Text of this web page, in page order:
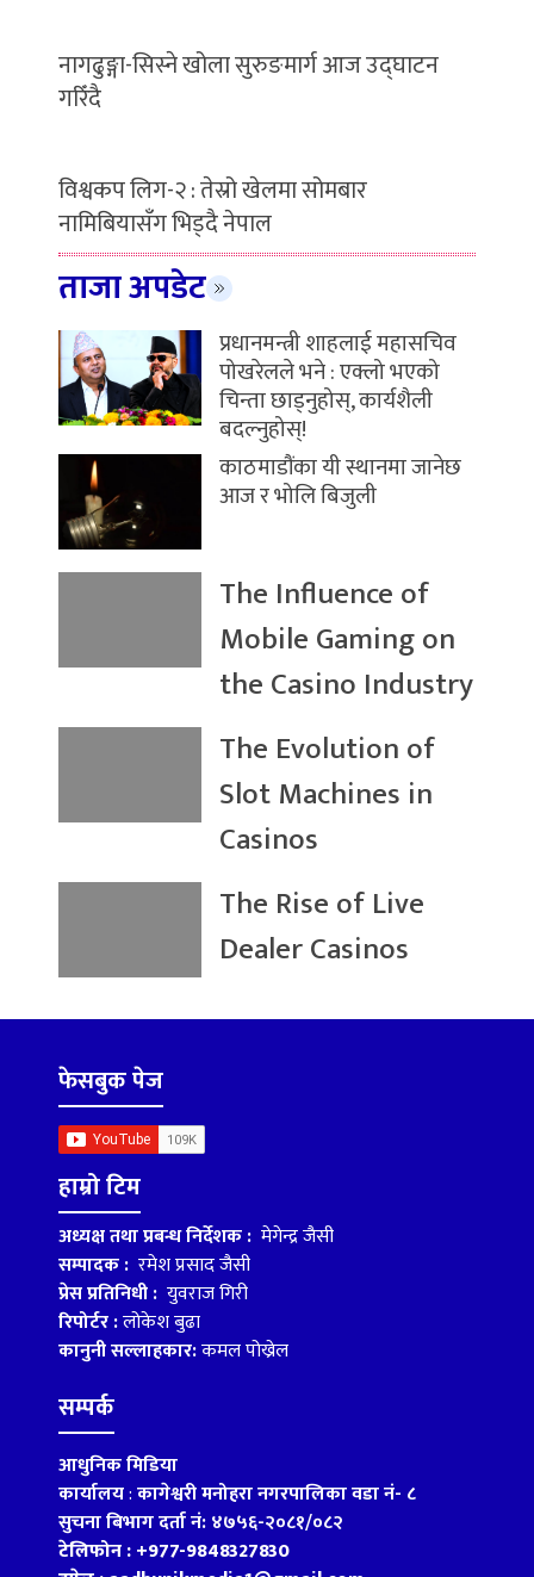
नागढुङ्गा-सिस्ने खोला सुरुङमार्ग आज उद्घाटन
गरिँदै
विश्वकप लिग-२ : तेस्रो खेलमा सोमबार
नामिबियासँग भिड्दै नेपाल
ताजा अपडेट
प्रधानमन्त्री शाहलाई महासचिव
पोखरेलले भने : एक्लो भएको
चिन्ता छाड्नुहोस्, कार्यशैली
बदल्नुहोस्!
काठमाडौंका यी स्थानमा जानेछ
आज र भोलि बिजुली
The Influence of
Mobile Gaming on
the Casino Industry
The Evolution of
Slot Machines in
Casinos
The Rise of Live
Dealer Casinos
फेसबुक पेज
हाम्रो टिम
अध्यक्ष तथा प्रबन्ध निर्देशक : मेगेन्द्र जैसी
सम्पादक : रमेश प्रसाद जैसी
प्रेस प्रतिनिधी : युवराज गिरी
रिपोर्टर :लोकेश बुढा
कानुनी सल्लाहकार:कमल पोख्रेल
सम्पर्क
आधुनिक मिडिया
कार्यालय:कागेश्वरी मनोहरा नगरपालिका वडा नं- ८
सुचना बिभाग दर्ता नं: ४७५६-२०८१/०८२
टेलिफोन : +977-9848327830